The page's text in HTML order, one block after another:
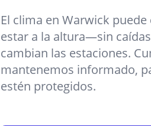
El clima en Warwick
estar a la altura—sin
cambian las estaciones.
mantenemos informado,
estén protegidos.